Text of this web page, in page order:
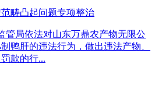
畴凸起问题专项整治
管局依法对山东万鼎农产物无限公
鸭肝的违法行为，做出违法产物、
款的行...